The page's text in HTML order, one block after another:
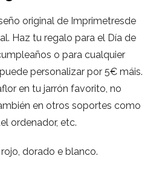
original de Imprimetresde
Haz tu regalo para el Día de
o para cualquier
personalizar por 5€ máis.
en tu jarrón favorito, no
en otros soportes como
ordenador, etc.
dorado e blanco.